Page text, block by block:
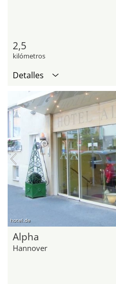
2,5
kilómetros
Detalles
hotel.de
Alpha
Hannover